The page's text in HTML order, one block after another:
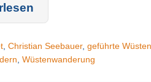
, Christian Seebauer, geführte
Wüstenwanderung